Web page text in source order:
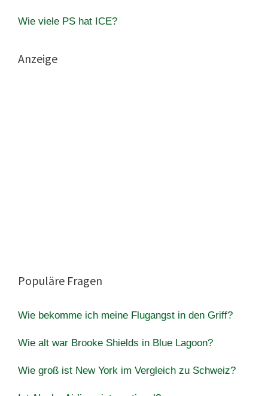
Wie viele PS hat ICE?
Anzeige
Populäre Fragen
Wie bekomme ich meine Flugangst in den Griff?
Wie alt war Brooke Shields in Blue Lagoon?
Wie groß ist New York im Vergleich zu Schweiz?